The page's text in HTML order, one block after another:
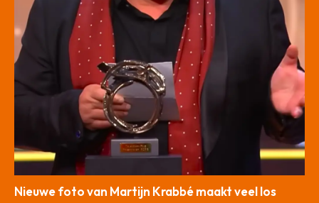
Nieuwe foto van Martijn Krabbé maakt veel los